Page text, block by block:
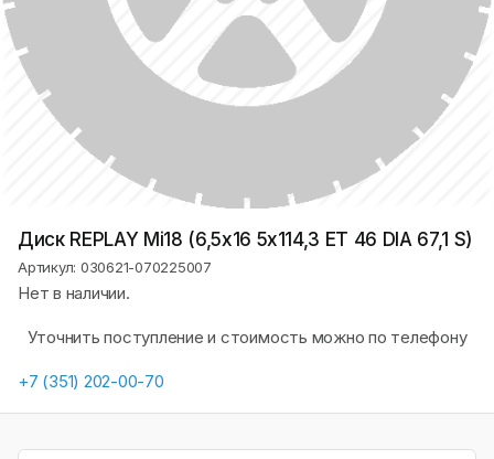
Диск REPLAY Mi18 (6,5х16 5x114,3 ET 46 DIA 67,1 S)
Артикул: 030621-070225007
Нет в наличии.
Уточнить поступление и стоимость можно по телефону
+7 (351) 202-00-70